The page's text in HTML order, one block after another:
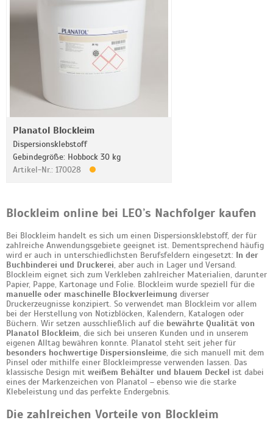
Planatol Blockleim
Dispersionsklebstoff
Gebindegröße: Hobbock 30 kg
Artikel-Nr.: 170028
Blockleim online bei LEO’s Nachfolger kaufen
Bei Blockleim handelt es sich um einen Dispersionsklebstoff, der für
zahlreiche Anwendungsgebiete geeignet ist. Dementsprechend häufig
wird er auch in unterschiedlichsten Berufsfeldern eingesetzt: In der
Buchbinderei und Druckerei, aber auch in Lager und Versand.
Blockleim eignet sich zum Verkleben zahlreicher Materialien, darunter
Papier, Pappe, Kartonage und Folie. Blockleim wurde speziell für die
manuelle oder maschinelle Blockverleimung diverser
Druckerzeugnisse konzipiert. So verwendet man Blockleim vor allem
bei der Herstellung von Notizblöcken, Kalendern, Katalogen oder
Büchern. Wir setzen ausschließlich auf die bewährte Qualität von
Planatol Blockleim, die sich bei unseren Kunden und in unserem
eigenen Alltag bewähren konnte. Planatol steht seit jeher für
besonders hochwertige Dispersionsleime, die sich manuell mit dem
Pinsel oder mithilfe einer Blockleimpresse verwenden lassen. Das
klassische Design mit weißem Behälter und blauem Deckel ist dabei
eines der Markenzeichen von Planatol – ebenso wie die starke
Klebeleistung und das perfekte Endergebnis.
Die zahlreichen Vorteile von Blockleim